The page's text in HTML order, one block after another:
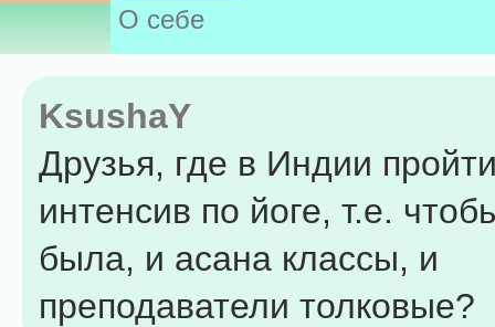
О себе
KsushaY
Друзья, где в Индии
интенсив по йоге, т.е.
была, и асана классы, и
преподаватели толковые?